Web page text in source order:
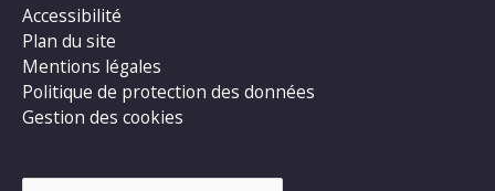
Accessibilité
Plan du site
Mentions légales
Politique de protection des données
Gestion des cookies